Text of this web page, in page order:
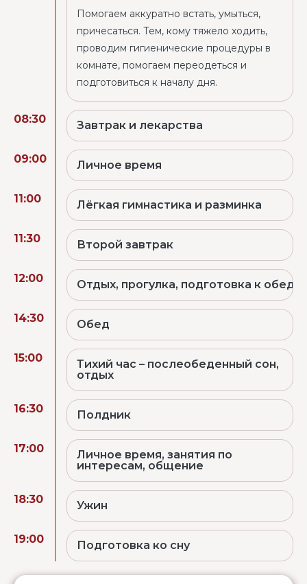
Помогаем аккуратно встать, умыться,
причесаться. Тем, кому тяжело ходить,
проводим гигиенические процедуры в
комнате, помогаем переодеться и
подготовиться к началу дня.
08:30 Завтрак и лекарства
09:00 Личное время
11:00 Лёгкая гимнастика и разминка
11:30 Второй завтрак
12:00 Отдых, прогулка, подготовка к обеду
14:30 Обед
15:00
Тихий час – послеобеденный сон,
отдых
16:30 Полдник
17:00
Личное время, занятия по
интересам, общение
18:30 Ужин
19:00 Подготовка ко сну